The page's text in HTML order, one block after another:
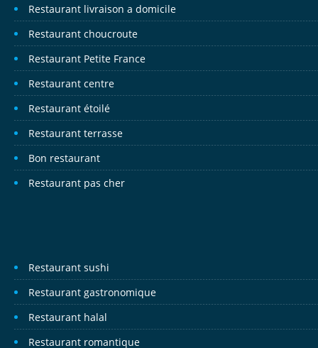
Restaurant livraison a domicile
Restaurant choucroute
Restaurant Petite France
Restaurant centre
Restaurant étoilé
Restaurant terrasse
Bon restaurant
Restaurant pas cher
Restaurant sushi
Restaurant gastronomique
Restaurant halal
Restaurant romantique